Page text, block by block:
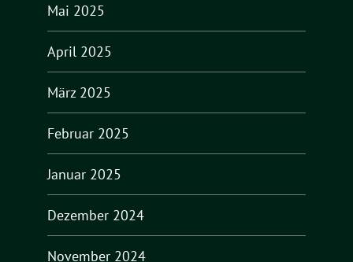
Mai 2025
April 2025
März 2025
Februar 2025
Januar 2025
Dezember 2024
November 2024